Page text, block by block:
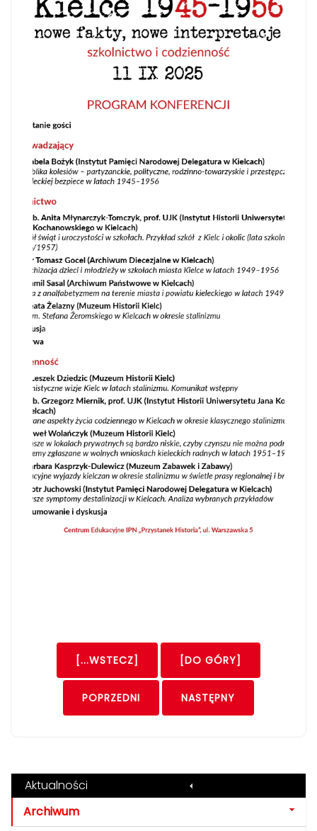
[...WSTECZ] [DO GÓRY]
POPRZEDNI NASTĘPNY
Aktualności
Archiwum